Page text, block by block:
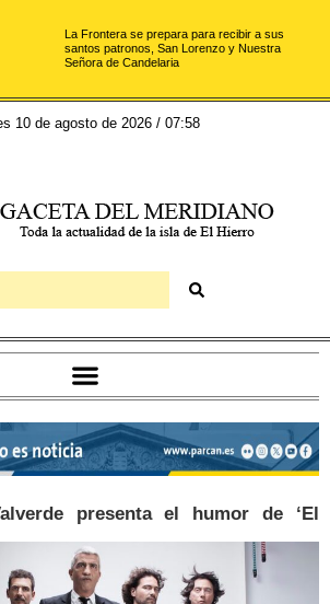
La Frontera se prepara para recibir a sus
santos patronos, San Lorenzo y Nuestra
Señora de Candelaria
10 de agosto de 2026 / 07:58
presenta el humor de ‘El